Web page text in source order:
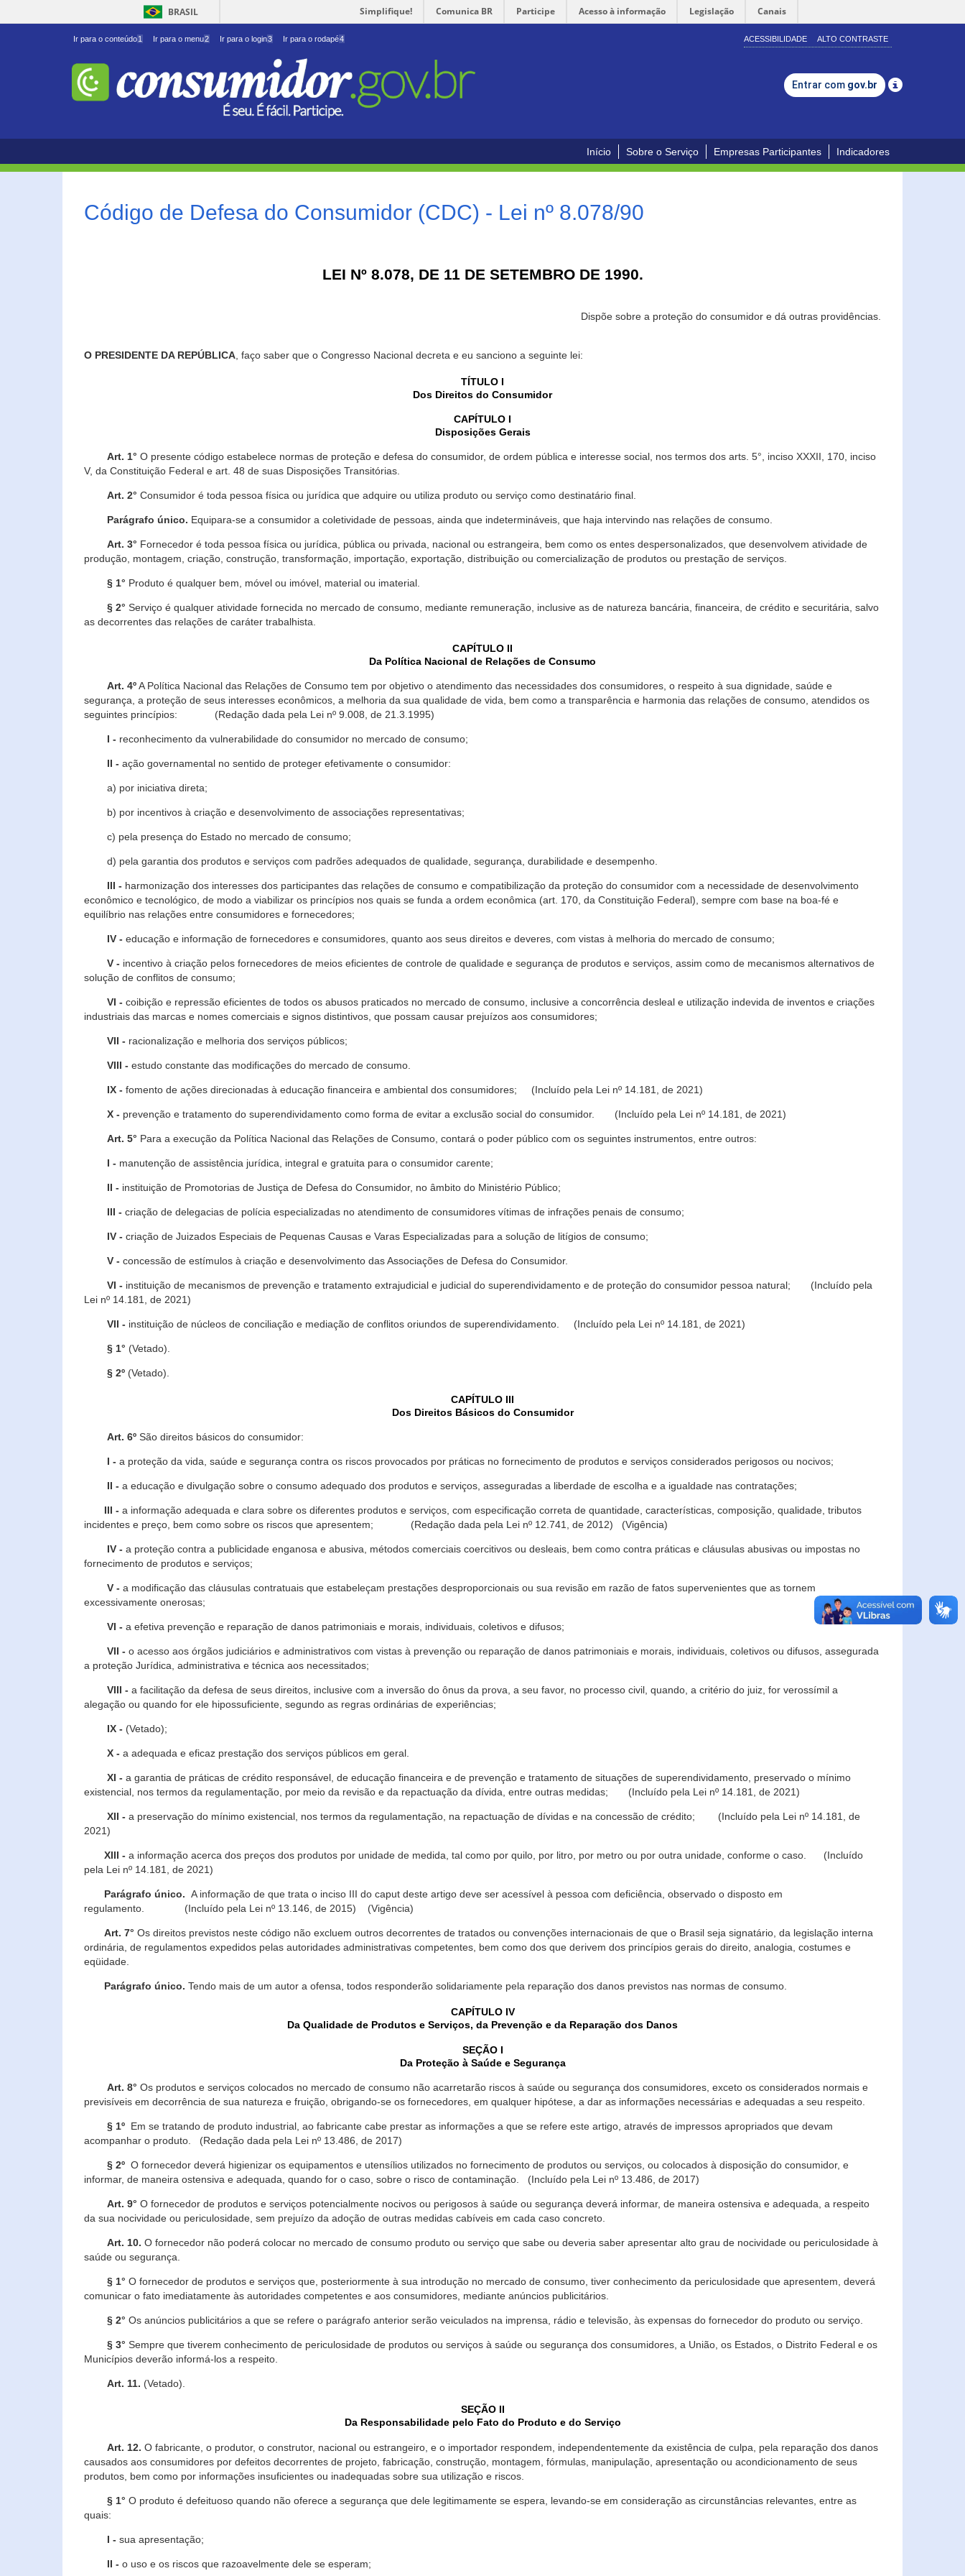
BRASIL Simplifique! Comunica BR Participe Acesso à informação Legislação Canais
Ir para o conteúdo1 Ir para o menu2 Ir para o login3 Ir para o rodapé4 ACESSIBILIDADE ALTO CONTRASTE
Entrar com gov.br
Início Sobre o Serviço Empresas Participantes Indicadores
Código de Defesa do Consumidor (CDC) - Lei nº 8.078/90
LEI Nº 8.078, DE 11 DE SETEMBRO DE 1990.
Dispõe sobre a proteção do consumidor e dá outras providências.
O PRESIDENTE DA REPÚBLICA, faço saber que o Congresso Nacional decreta e eu sanciono a seguinte lei:
TÍTULO I
Dos Direitos do Consumidor
CAPÍTULO I
Disposições Gerais
Art. 1° O presente código estabelece normas de proteção e defesa do consumidor, de ordem pública e interesse social, nos termos dos arts. 5°, inciso XXXII, 170, inciso
V, da Constituição Federal e art. 48 de suas Disposições Transitórias.
Art. 2° Consumidor é toda pessoa física ou jurídica que adquire ou utiliza produto ou serviço como destinatário final.
Parágrafo único. Equipara-se a consumidor a coletividade de pessoas, ainda que indetermináveis, que haja intervindo nas relações de consumo.
Art. 3° Fornecedor é toda pessoa física ou jurídica, pública ou privada, nacional ou estrangeira, bem como os entes despersonalizados, que desenvolvem atividade de
produção, montagem, criação, construção, transformação, importação, exportação, distribuição ou comercialização de produtos ou prestação de serviços.
§ 1° Produto é qualquer bem, móvel ou imóvel, material ou imaterial.
§ 2° Serviço é qualquer atividade fornecida no mercado de consumo, mediante remuneração, inclusive as de natureza bancária, financeira, de crédito e securitária, salvo
as decorrentes das relações de caráter trabalhista.
CAPÍTULO II
Da Política Nacional de Relações de Consumo
Art. 4ºA Política Nacional das Relações de Consumo tem por objetivo o atendimento das necessidades dos consumidores, o respeito à sua dignidade, saúde e
segurança, a proteção de seus interesses econômicos, a melhoria da sua qualidade de vida, bem como a transparência e harmonia das relações de consumo, atendidos os
seguintes princípios: (Redação dada pela Lei nº 9.008, de 21.3.1995)
I - reconhecimento da vulnerabilidade do consumidor no mercado de consumo;
II - ação governamental no sentido de proteger efetivamente o consumidor:
a) por iniciativa direta;
b) por incentivos à criação e desenvolvimento de associações representativas;
c) pela presença do Estado no mercado de consumo;
d) pela garantia dos produtos e serviços com padrões adequados de qualidade, segurança, durabilidade e desempenho.
III - harmonização dos interesses dos participantes das relações de consumo e compatibilização da proteção do consumidor com a necessidade de desenvolvimento
econômico e tecnológico, de modo a viabilizar os princípios nos quais se funda a ordem econômica (art. 170, da Constituição Federal), sempre com base na boa-fé e
equilíbrio nas relações entre consumidores e fornecedores;
IV - educação e informação de fornecedores e consumidores, quanto aos seus direitos e deveres, com vistas à melhoria do mercado de consumo;
V - incentivo à criação pelos fornecedores de meios eficientes de controle de qualidade e segurança de produtos e serviços, assim como de mecanismos alternativos de
solução de conflitos de consumo;
VI - coibição e repressão eficientes de todos os abusos praticados no mercado de consumo, inclusive a concorrência desleal e utilização indevida de inventos e criações
industriais das marcas e nomes comerciais e signos distintivos, que possam causar prejuízos aos consumidores;
VII - racionalização e melhoria dos serviços públicos;
VIII - estudo constante das modificações do mercado de consumo.
IX - fomento de ações direcionadas à educação financeira e ambiental dos consumidores; (Incluído pela Lei nº 14.181, de 2021)
X - prevenção e tratamento do superendividamento como forma de evitar a exclusão social do consumidor. (Incluído pela Lei nº 14.181, de 2021)
Art. 5° Para a execução da Política Nacional das Relações de Consumo, contará o poder público com os seguintes instrumentos, entre outros:
I - manutenção de assistência jurídica, integral e gratuita para o consumidor carente;
II - instituição de Promotorias de Justiça de Defesa do Consumidor, no âmbito do Ministério Público;
III - criação de delegacias de polícia especializadas no atendimento de consumidores vítimas de infrações penais de consumo;
IV - criação de Juizados Especiais de Pequenas Causas e Varas Especializadas para a solução de litígios de consumo;
V - concessão de estímulos à criação e desenvolvimento das Associações de Defesa do Consumidor.
VI - instituição de mecanismos de prevenção e tratamento extrajudicial e judicial do superendividamento e de proteção do consumidor pessoa natural; (Incluído pela
Lei nº 14.181, de 2021)
VII - instituição de núcleos de conciliação e mediação de conflitos oriundos de superendividamento. (Incluído pela Lei nº 14.181, de 2021)
§ 1° (Vetado).
§ 2º (Vetado).
CAPÍTULO III
Dos Direitos Básicos do Consumidor
Art. 6º São direitos básicos do consumidor:
I - a proteção da vida, saúde e segurança contra os riscos provocados por práticas no fornecimento de produtos e serviços considerados perigosos ou nocivos;
II - a educação e divulgação sobre o consumo adequado dos produtos e serviços, asseguradas a liberdade de escolha e a igualdade nas contratações;
III - a informação adequada e clara sobre os diferentes produtos e serviços, com especificação correta de quantidade, características, composição, qualidade, tributos
incidentes e preço, bem como sobre os riscos que apresentem; (Redação dada pela Lei nº 12.741, de 2012) (Vigência)
IV - a proteção contra a publicidade enganosa e abusiva, métodos comerciais coercitivos ou desleais, bem como contra práticas e cláusulas abusivas ou impostas no
fornecimento de produtos e serviços;
V - a modificação das cláusulas contratuais que estabeleçam prestações desproporcionais ou sua revisão em razão de fatos supervenientes que as tornem
excessivamente onerosas;
VI - a efetiva prevenção e reparação de danos patrimoniais e morais, individuais, coletivos e difusos;
VII - o acesso aos órgãos judiciários e administrativos com vistas à prevenção ou reparação de danos patrimoniais e morais, individuais, coletivos ou difusos, assegurada
a proteção Jurídica, administrativa e técnica aos necessitados;
VIII - a facilitação da defesa de seus direitos, inclusive com a inversão do ônus da prova, a seu favor, no processo civil, quando, a critério do juiz, for verossímil a
alegação ou quando for ele hipossuficiente, segundo as regras ordinárias de experiências;
IX - (Vetado);
X - a adequada e eficaz prestação dos serviços públicos em geral.
XI - a garantia de práticas de crédito responsável, de educação financeira e de prevenção e tratamento de situações de superendividamento, preservado o mínimo
existencial, nos termos da regulamentação, por meio da revisão e da repactuação da dívida, entre outras medidas; (Incluído pela Lei nº 14.181, de 2021)
XII - a preservação do mínimo existencial, nos termos da regulamentação, na repactuação de dívidas e na concessão de crédito; (Incluído pela Lei nº 14.181, de
2021)
XIII - a informação acerca dos preços dos produtos por unidade de medida, tal como por quilo, por litro, por metro ou por outra unidade, conforme o caso. (Incluído
pela Lei nº 14.181, de 2021)
Parágrafo único. A informação de que trata o inciso III do caput deste artigo deve ser acessível à pessoa com deficiência, observado o disposto em
regulamento. (Incluído pela Lei nº 13.146, de 2015) (Vigência)
Art. 7° Os direitos previstos neste código não excluem outros decorrentes de tratados ou convenções internacionais de que o Brasil seja signatário, da legislação interna
ordinária, de regulamentos expedidos pelas autoridades administrativas competentes, bem como dos que derivem dos princípios gerais do direito, analogia, costumes e
eqüidade.
Parágrafo único. Tendo mais de um autor a ofensa, todos responderão solidariamente pela reparação dos danos previstos nas normas de consumo.
CAPÍTULO IV
Da Qualidade de Produtos e Serviços, da Prevenção e da Reparação dos Danos
SEÇÃO I
Da Proteção à Saúde e Segurança
Art. 8° Os produtos e serviços colocados no mercado de consumo não acarretarão riscos à saúde ou segurança dos consumidores, exceto os considerados normais e
previsíveis em decorrência de sua natureza e fruição, obrigando-se os fornecedores, em qualquer hipótese, a dar as informações necessárias e adequadas a seu respeito.
§ 1º Em se tratando de produto industrial, ao fabricante cabe prestar as informações a que se refere este artigo, através de impressos apropriados que devam
acompanhar o produto. (Redação dada pela Lei nº 13.486, de 2017)
§ 2º O fornecedor deverá higienizar os equipamentos e utensílios utilizados no fornecimento de produtos ou serviços, ou colocados à disposição do consumidor, e
informar, de maneira ostensiva e adequada, quando for o caso, sobre o risco de contaminação. (Incluído pela Lei nº 13.486, de 2017)
Art. 9° O fornecedor de produtos e serviços potencialmente nocivos ou perigosos à saúde ou segurança deverá informar, de maneira ostensiva e adequada, a respeito
da sua nocividade ou periculosidade, sem prejuízo da adoção de outras medidas cabíveis em cada caso concreto.
Art. 10. O fornecedor não poderá colocar no mercado de consumo produto ou serviço que sabe ou deveria saber apresentar alto grau de nocividade ou periculosidade à
saúde ou segurança.
§ 1° O fornecedor de produtos e serviços que, posteriormente à sua introdução no mercado de consumo, tiver conhecimento da periculosidade que apresentem, deverá
comunicar o fato imediatamente às autoridades competentes e aos consumidores, mediante anúncios publicitários.
§ 2° Os anúncios publicitários a que se refere o parágrafo anterior serão veiculados na imprensa, rádio e televisão, às expensas do fornecedor do produto ou serviço.
§ 3° Sempre que tiverem conhecimento de periculosidade de produtos ou serviços à saúde ou segurança dos consumidores, a União, os Estados, o Distrito Federal e os
Municípios deverão informá-los a respeito.
Art. 11. (Vetado).
SEÇÃO II
Da Responsabilidade pelo Fato do Produto e do Serviço
Art. 12. O fabricante, o produtor, o construtor, nacional ou estrangeiro, e o importador respondem, independentemente da existência de culpa, pela reparação dos danos
causados aos consumidores por defeitos decorrentes de projeto, fabricação, construção, montagem, fórmulas, manipulação, apresentação ou acondicionamento de seus
produtos, bem como por informações insuficientes ou inadequadas sobre sua utilização e riscos.
§ 1° O produto é defeituoso quando não oferece a segurança que dele legitimamente se espera, levando-se em consideração as circunstâncias relevantes, entre as
quais:
I - sua apresentação;
II - o uso e os riscos que razoavelmente dele se esperam;